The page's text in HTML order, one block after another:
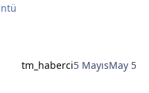
tm_haberci5 MayısMay 5